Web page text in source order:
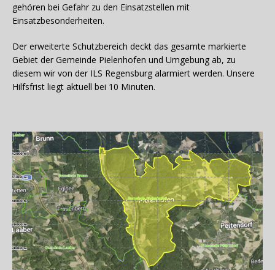
gehören bei Gefahr zu den Einsatzstellen mit
Einsatzbesonderheiten.
Der erweiterte Schutzbereich deckt das gesamte markierte
Gebiet der Gemeinde Pielenhofen und Umgebung ab, zu
diesem wir von der ILS Regensburg alarmiert werden. Unsere
Hilfsfrist liegt aktuell bei 10 Minuten.